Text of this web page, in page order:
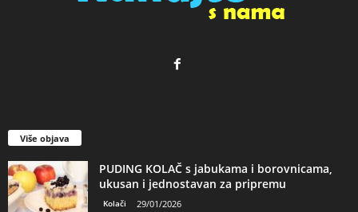
Više objava
PUDING KOLAČ s jabukama i borovnicama,
ukusan i jednostavan za pripremu
Kolači 29/01/2026